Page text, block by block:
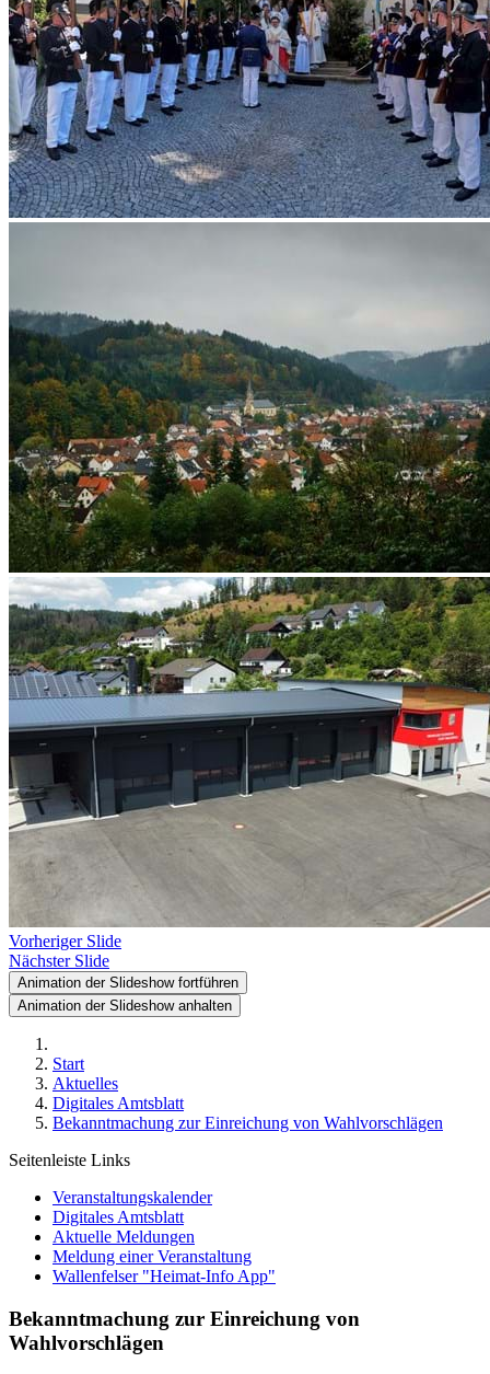
Vorheriger Slide
Nächster Slide
Animation der Slideshow fortführen
Animation der Slideshow anhalten
Start
Aktuelles
Digitales Amtsblatt
Bekanntmachung zur Einreichung von Wahlvorschlägen
Seitenleiste Links
Veranstaltungskalender
Digitales Amtsblatt
Aktuelle Meldungen
Meldung einer Veranstaltung
Wallenfelser "Heimat-Info App"
Bekanntmachung zur Einreichung von
Wahlvorschlägen